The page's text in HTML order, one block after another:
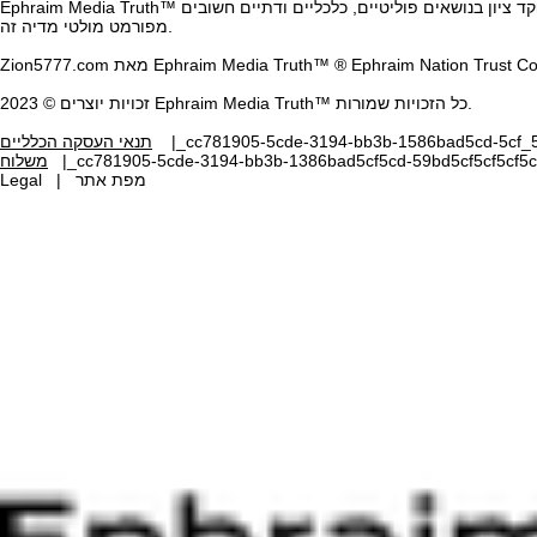
Ephraim Media Truth™ הוא השם המסחרי של איגוד חברות דיגיטליות מארה"ב, ישראל ומדינות שונות באיחוד האירופי, המחויב לדיווח אמיתי ממוקד ציון בנושאים פוליטיים, כלכליים ודתיים חשובים. Zion5777.com הוא חלק
Zion5777.com מאת Ephraim Media Truth™ ® Ephraim Nation Trust
תנאי העסקה הכלליים |_cc781905-5cde-3194-bb3b-1586bad5cd-
משלוח |_cc781905-5cde-3194-bb3b-1386bad5cf5cd-
Legal | מפת אתר